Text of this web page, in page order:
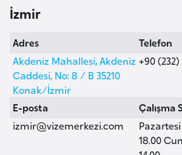
İ
ş
l
m
l
İzmir
Adres
Akdeniz Mahallesi, Akdeniz
Caddesi, No: 8 / B 35210
Konak/İzmir
Telefon
+90 (232)
E-posta
izmir@vizemerkezi.com
Çalışma
18.00
v
u
s
t
u
r